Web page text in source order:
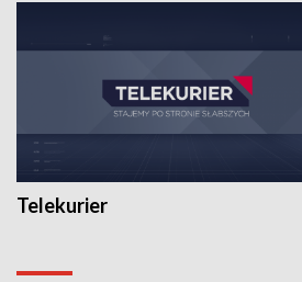
Telekurier